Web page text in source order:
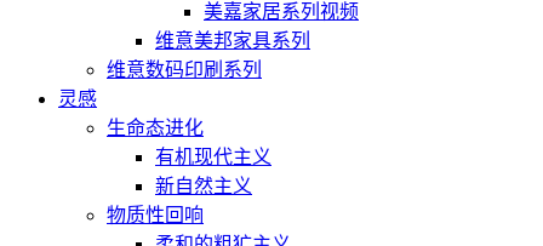
美嘉家居系列视频
维意美邦家具系列
维意数码印刷系列
灵感
生命态进化
有机现代主义
新自然主义
物质性回响